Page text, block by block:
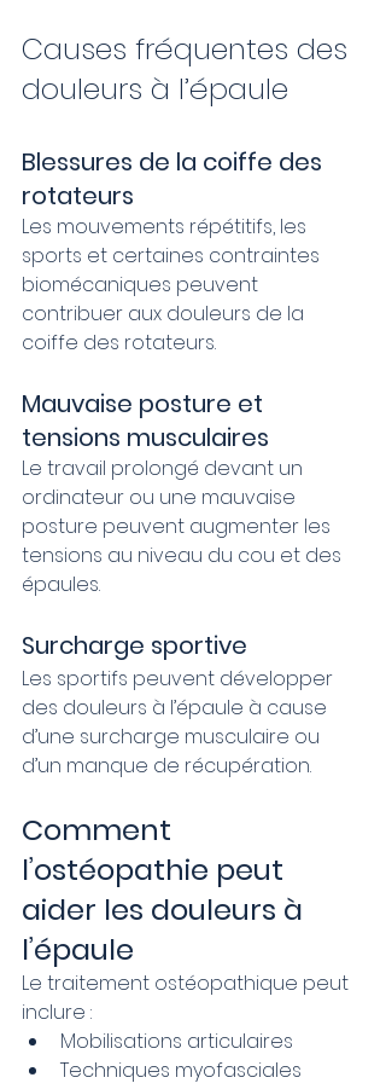
Causes fréquentes des
douleurs à l’épaule
Blessures de la coiffe des
rotateurs
Les mouvements répétitifs, les
sports et certaines contraintes
biomécaniques peuvent
contribuer aux douleurs de la
coiffe des rotateurs.
Mauvaise posture et
tensions musculaires
Le travail prolongé devant un
ordinateur ou une mauvaise
posture peuvent augmenter les
tensions au niveau du cou et des
épaules.
Surcharge sportive
Les sportifs peuvent développer
des douleurs à l’épaule à cause
d’une surcharge musculaire ou
d’un manque de récupération.
Comment
l’ostéopathie peut
aider les douleurs à
l’épaule
Le traitement ostéopathique peut
inclure :
Mobilisations articulaires
Techniques myofasciales